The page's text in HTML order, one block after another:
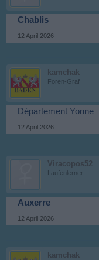
Chablis
12 April 2026
kamchak
Foren-Graf
Département Yonne
12 April 2026
Viracopos52
Laufenlerner
Auxerre
12 April 2026
kamchak